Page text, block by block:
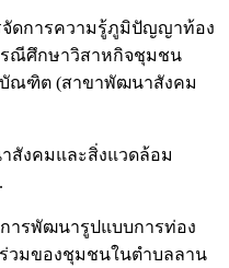
จัดการความรู้ภูมิปัญญาท้อง
รณีศึกษาวิสาหกิจชุมชน
ณฑิต (สาขาพัฒนาสังคม
สังคมและสิ่งแวดล้อม
ารพัฒนารูปแบบการท่อง
ร่วมของชุมชนในตำบลลาน